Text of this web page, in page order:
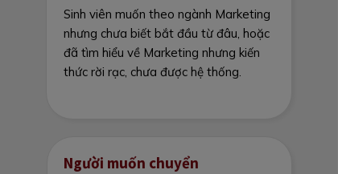
Sinh viên muốn theo ngành Marketing
nhưng chưa biết bắt đầu từ đâu, hoặc
đã tìm hiểu về Marketing nhưng kiến
thức rời rạc, chưa được hệ thống.
Người muốn chuyển